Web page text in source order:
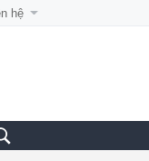
hệ